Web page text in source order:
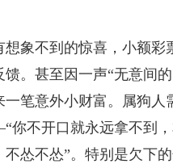
想象不到的惊喜，小额彩
馈。甚至因一声“无意间
一笔意外小财富。属狗人
不开口就永远拿不到
不怂不怂”。特别是欠下